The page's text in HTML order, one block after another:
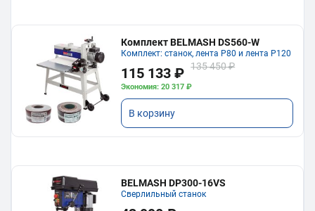
Комплект BELMASH DS560-W
Комплект: станок, лента P80 и лента P120
115 133 ₽ 135 450 ₽
Экономия: 20 317 ₽
В корзину
BELMASH DP300-16VS
Сверлильный станок